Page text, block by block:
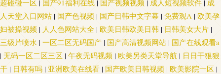
欧美变态一区 最新超碰午夜网站 国产性爱区一区 操逼COm77 日韩无码青青
草原 成人不卡视频 少妇丝袜伦理 黄色丝袜网站 avtt中文网 老湿影院福利 在
线观看免费国产 玖玖精品国产 久久鲁鲁 AV狼友 日本一级免费影片 www尤
超碰碰一区 | 国产91福利在线 | 国产视频视频 | 成人短视频软件 | 成
人天堂入口网站 | 国产色视频 | 国产日韩中文字幕 | 免费观A | 欧美孕
妇被操视频 | 人人色网站大全 | 欧美日韩欧美日韩 | 日韩美女大片 |
三级片喷水 | 一区二区无码国产 | 国产高清视频网站 | 国产在线观看a
| 无码一区二区三区 | 午夜无码视频 | 欧美另类天堂导航 | 日日干狠狠
干 | 日韩有吗 | 亚洲欧美在线看 | 国产欧美日韩视频 | 欧美影院一区 |